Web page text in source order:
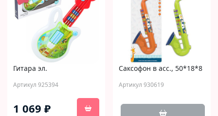
Гитара эл.
Артикул 925394
1 069 ₽
Саксофон в асс., 50*18*8
Артикул 930619